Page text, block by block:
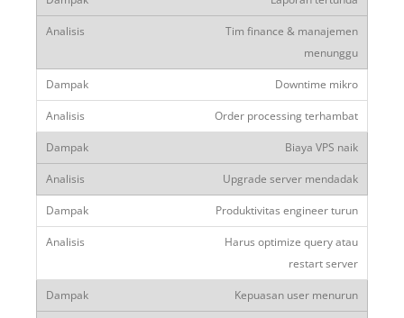
Tim finance & manajemen
menunggu
Downtime mikro
Order processing terhambat
Biaya VPS naik
Upgrade server mendadak
Produktivitas engineer turun
Harus optimize query atau
restart server
Kepuasan user menurun